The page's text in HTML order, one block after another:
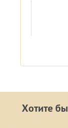
Хотите